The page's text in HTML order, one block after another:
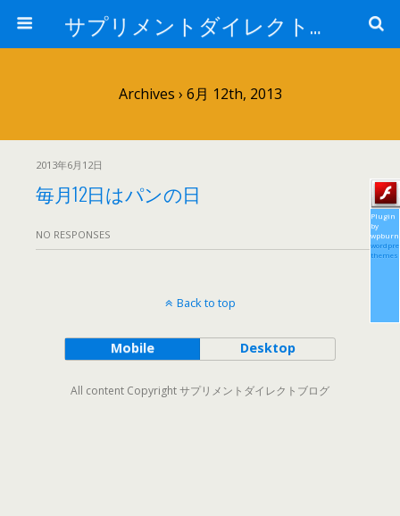
サプリメントダイレクトブログ
Archives › 6月 12th, 2013
2013年6月12日
毎月12日はパンの日
NO RESPONSES
Plugin
by
themes
Back to top
Mobile Desktop
All content Copyright サプリメントダイレクトブログ